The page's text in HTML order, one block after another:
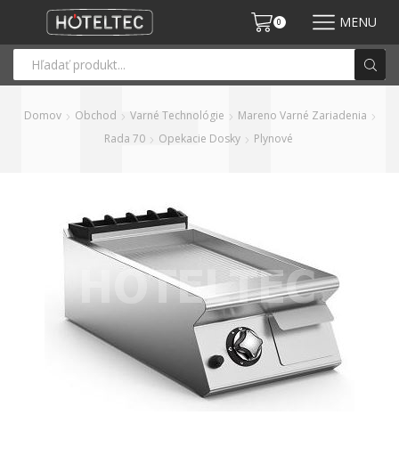
0 MENU
Domov Obchod Varné Technológie
Mareno Varné Zariadenia
Rada 70
Opekacie Dosky Plynové